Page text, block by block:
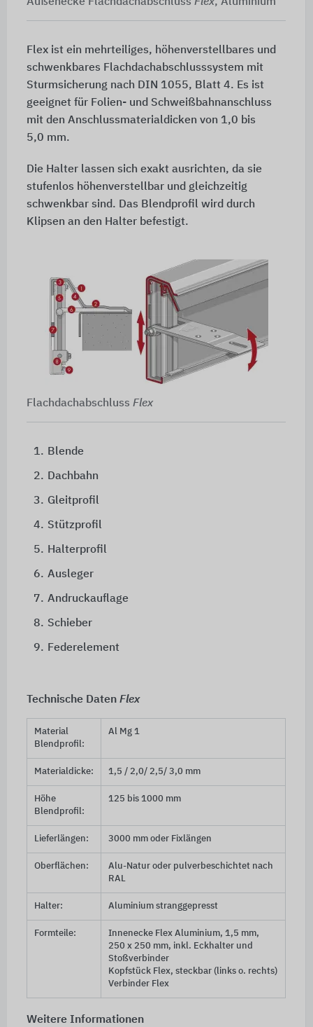
Außenecke Flachdachabschluss Flex, Aluminium
Flexist ein mehrteiliges, höhenverstellbares und
schwenkbares Flachdachabschlusssystem mit
Sturmsicherung nach DIN 1055, Blatt 4. Es ist
geeignet für Folien- und Schweißbahnanschluss
mit den Anschlussmaterialdicken von 1,0 bis
5,0 mm.
Die Halter lassen sich exakt ausrichten, da sie
stufenlos höhenverstellbar und gleichzeitig
schwenkbar sind. Das Blendprofil wird durch
Klipsen an den Halter befestigt.
Flachdachabschluss Flex
1. Blende
2. Dachbahn
3. Gleitprofil
4. Stützprofil
5. Halterprofil
6. Ausleger
7. Andruckauflage
8. Schieber
9. Federelement
Technische Daten Flex
Material
Blendprofil:
Al Mg 1
Materialdicke: 1,5 / 2,0/ 2,5/ 3,0 mm
Höhe
Blendprofil:
125 bis 1000 mm
Lieferlängen: 3000 mm oder Fixlängen
Oberflächen:
Alu-Natur oder pulverbeschichtet nach
RAL
Halter: Aluminium stranggepresst
Formteile: Innenecke Flex Aluminium, 1,5 mm,
250 x 250 mm, inkl. Eckhalter und
Stoßverbinder
Kopfstück Flex, steckbar (links o. rechts)
Verbinder Flex
Weitere Informationen